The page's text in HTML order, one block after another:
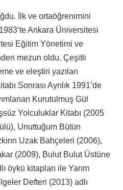
İlk ve ortaöğrenimini
Ankara Üniversitesi
Eğitim Yönetimi ve
mezun oldu. Çeşitli
ve eleştiri yazıları
Sonrası Ayrılık 1991’de
Kurutulmuş Gül
Yolculuklar Kitabı (2005
Unuttuğum Bütün
Uzak Bahçeleri (2006),
(2009), Bulut Bulut Üstüne
öykü kitapları ile Yarım
Defteri (2013) adlı